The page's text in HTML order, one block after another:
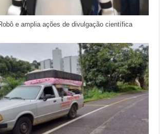
e amplia ações de divulgação científica